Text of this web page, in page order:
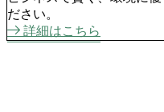
ださい。
詳細はこちら